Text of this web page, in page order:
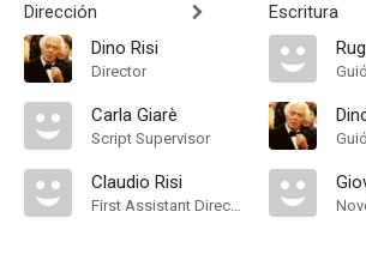
Dirección
Dino Risi
Director
Carla Giarè
Script Supervisor
Claudio Risi
First Assistant Director
Escritura